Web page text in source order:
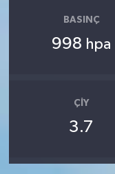
BASINÇ
998 hpa
ÇIY
3.7